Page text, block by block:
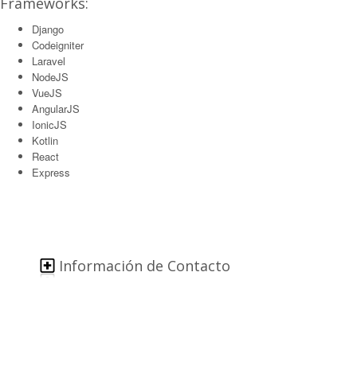
Django
Codeigniter
Laravel
NodeJS
VueJS
AngularJS
IonicJS
Kotlin
React
Express
Información de Contacto